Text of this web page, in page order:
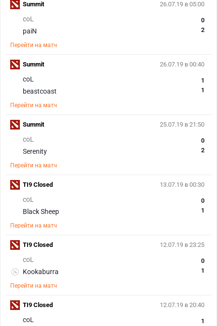
26.07.19 в 05:00
coL
paiN
0
2
Перейти на матч
Summit
26.07.19 в 00:40
coL
beastcoast
1
1
Перейти на матч
Summit
25.07.19 в 21:50
coL
Serenity
0
2
Перейти на матч
Summit
13.07.19 в 00:30
coL
Black Sheep
0
1
Перейти на матч
TI9 Closed
12.07.19 в 23:25
coL
Kookaburra
0
1
Перейти на матч
TI9 Closed
12.07.19 в 20:40
coL
1
TI9 Closed